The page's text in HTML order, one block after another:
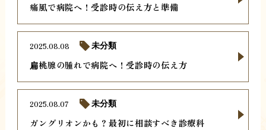
痛風で病院へ！受診時の伝え方と準備
扁桃腺の腫れで病院へ！受診時の伝え方
2025.08.08 未分類
ガングリオンかも？最初に相談すべき診療科
2025.08.07 未分類